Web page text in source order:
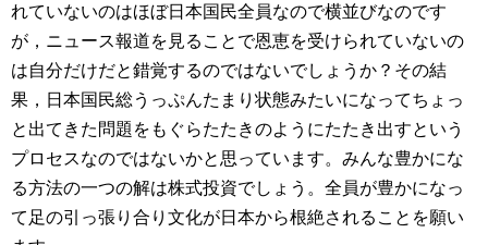
れていないのはほぼ日本国民全員なので横並びなのです
が，ニュース報道を見ることで恩恵を受けられていないの
は自分だけだと錯覚するのではないでしょうか？その結
果，日本国民総うっぷんたまり状態みたいになってちょっ
と出てきた問題をもぐらたたきのようにたたき出すという
プロセスなのではないかと思っています。みんな豊かにな
る方法の一つの解は株式投資でしょう。全員が豊かになっ
て足の引っ張り合り文化が日本から根絶されることを願い